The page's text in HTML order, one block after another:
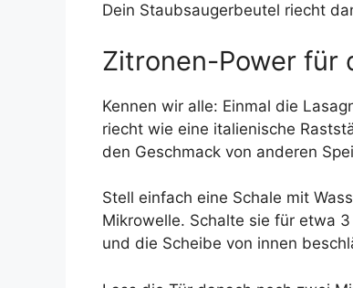
Dein Staubsaugerbeutel riecht
Zitronen-Power für
Kennen wir alle: Einmal die
riecht wie eine italienische
den Geschmack von anderen
Stell einfach eine Schale mit
Mikrowelle. Schalte sie für etwa
und die Scheibe von innen